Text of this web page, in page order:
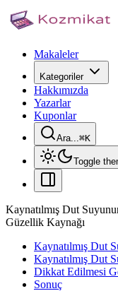
Makaleler
Kategoriler
Hakkımızda
Yazarlar
Kuponlar
Ara...⌘K
Toggle
Kaynatılmış Dut
Güzellik Kaynağı
Kaynatılmış Dut
Kaynatılmış Dut
Dikkat Edilmesi
Sonuç